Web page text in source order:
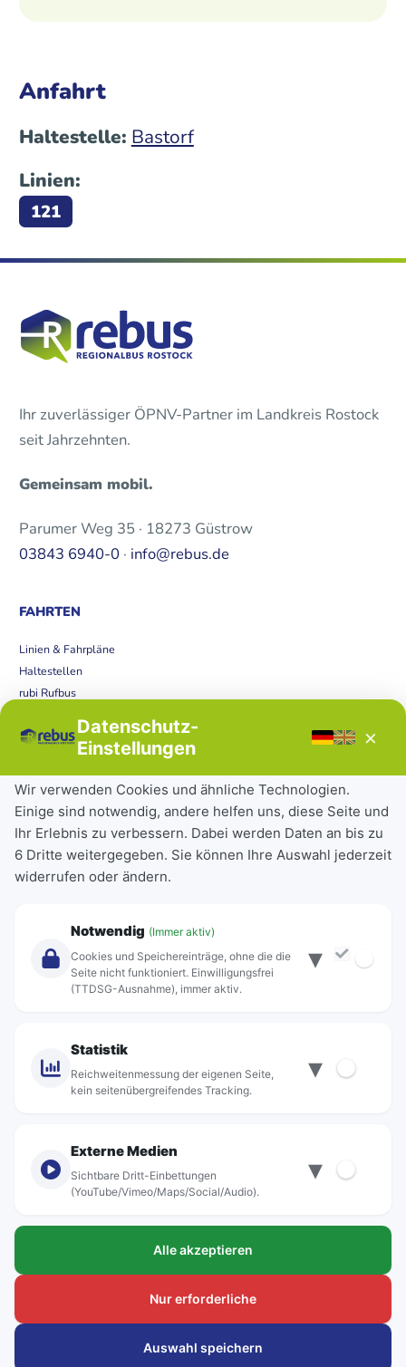
Anfahrt
Haltestelle: Bastorf
Linien:
121
Ihr zuverlässiger ÖPNV-Partner im Landkreis Rostock
seit Jahrzehnten.
Gemeinsam mobil.
Parumer Weg 35 · 18273 Güstrow
03843 6940-0 · info@rebus.de
FAHRTEN
Linien & Fahrpläne
Haltestellen
rubi Rufbus
Störungen
Tickets & Tarife
Deutschlandticket
Schülerkarte
Einzeltickets
Abonnements
Über Rebus
Standorte
© rebus Regionalbus Rostock GmbH
Datenschutz-
Einstellungen
×
Wir verwenden Cookies und ähnliche Technologien.
Einige sind notwendig, andere helfen uns, diese Seite und
Ihr Erlebnis zu verbessern. Dabei werden Daten an bis zu
6 Dritte weitergegeben. Sie können Ihre Auswahl jederzeit
widerrufen oder ändern.
Notwendig (Immer aktiv)
Cookies und Speichereinträge, ohne die die
Seite nicht funktioniert. Einwilligungsfrei
(TTDSG-Ausnahme), immer aktiv.
▾
Statistik
Reichweitenmessung der eigenen Seite,
kein seitenübergreifendes Tracking.
▾
Externe Medien
Sichtbare Dritt-Einbettungen
(YouTube/Vimeo/Maps/Social/Audio).
▾
Alle akzeptieren
Nur erforderliche
Auswahl speichern